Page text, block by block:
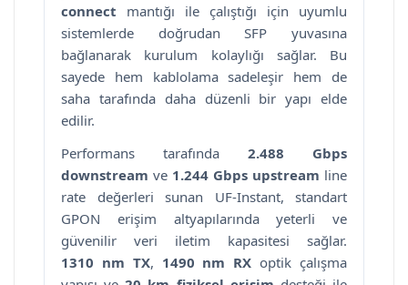
connect mantığı ile çalıştığı için uyumlu
sistemlerde doğrudan SFP yuvasına
bağlanarak kurulum kolaylığı sağlar. Bu
sayede hem kablolama sadeleşir hem de
saha tarafında daha düzenli bir yapı elde
edilir.
Performans tarafında 2.488 Gbps
downstream ve 1.244 Gbps upstream line
rate değerleri sunan UF-Instant, standart
GPON erişim altyapılarında yeterli ve
güvenilir veri iletim kapasitesi sağlar.
1310 nm TX, 1490 nm RX optik çalışma